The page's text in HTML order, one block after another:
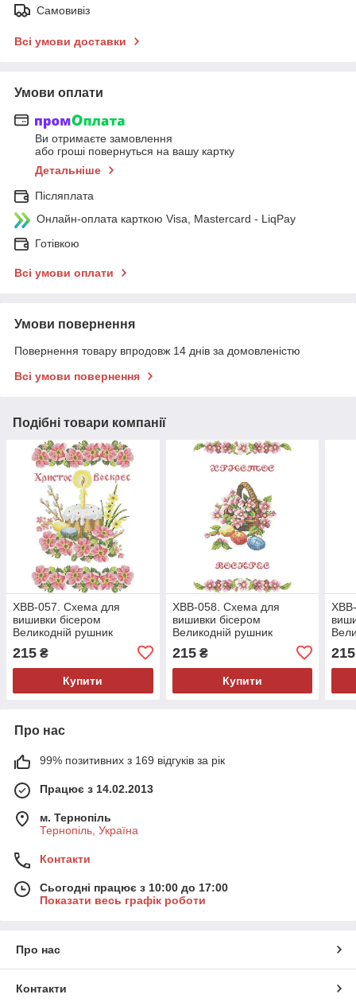
Самовивіз
Всі умови доставки
Умови оплати
Ви отримаєте замовлення
або гроші повернуться на вашу картку
Детальніше
Післяплата
Онлайн-оплата карткою Visa, Mastercard - LiqPay
Готівкою
Всі умови оплати
Умови повернення
Повернення товару впродовж 14 днів за домовленістю
Всі умови повернення
Подібні товари компанії
ХВВ-057. Схема для
вишивки бісером
Великодній рушник
215 ₴
Купити
ХВВ-058. Схема для
вишивки бісером
Великодній рушник
215₴
Купити
215
Про нас
99% позитивних з 169 відгуків за рік
Працює з 14.02.2013
м. Тернопіль
Тернопіль, Україна
Контакти
Сьогодні працює з 10:00 до 17:00
Показати весь графік роботи
Про нас
Контакти